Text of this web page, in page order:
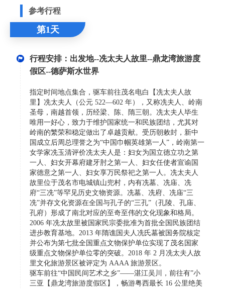
参考行程
第1天
行程安排：出发地--冼太夫人故里--鼎龙湾旅游度
假区--德萨斯水世界
指定时间地点集合，驱车前往茂名电白【冼太夫人故
里】冼太夫人（公元 522—602 年），又称冼夫人、岭南
圣母，南越首领，历经梁、陈、隋三朝。冼太夫人毕生
唯用一好心，致力于维护国家统一和民族团结，尤其对
岭南的繁荣和稳定做出了卓越贡献。受历朝敕封，新中
国成立后周总理誉之为“中国巾帼英雄第一人”，岭南第一
女学家冼玉清评价冼太夫人是：妇女为国立德立功之第
一人、妇女开幕府建牙肘之第一人、妇女任使者宣谕国
家德意之第一人、妇女享万民祭祀之第一人。冼太夫人
故里位于茂名市电城镇山兜村，内有冼墓、冼庙、冼
府“三冼”等罕见历史文物资源。冼墓、冼府、冼庙“三
冼”并存文化资源在全国与孔子的“三孔”（孔陵、孔庙、
孔府）形成了南北对应的至奇至伟的文化现象和格局。
2006 年冼太故里被国家民宗委批准为首批全国民族团结
进步教育基地。2013 年隋谯国夫人冼氏墓被国务院核定
并公布为第七批全国重点文物保护单位实现了茂名国家
级重点文物保护单位零的突破。2018 年 2 月冼太夫人故
里文化旅游景区被评定为 AAAA 旅游景区。
驱车前往“中国民间艺术之乡”——湛江吴川，前往有”小
三亚【鼎龙湾旅游度假区】，畅游粤西最长 16 公里绝美